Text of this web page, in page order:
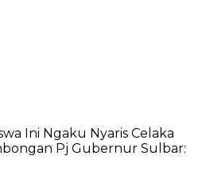
Ini Ngaku Nyaris Celaka
Pj Gubernur Sulbar: